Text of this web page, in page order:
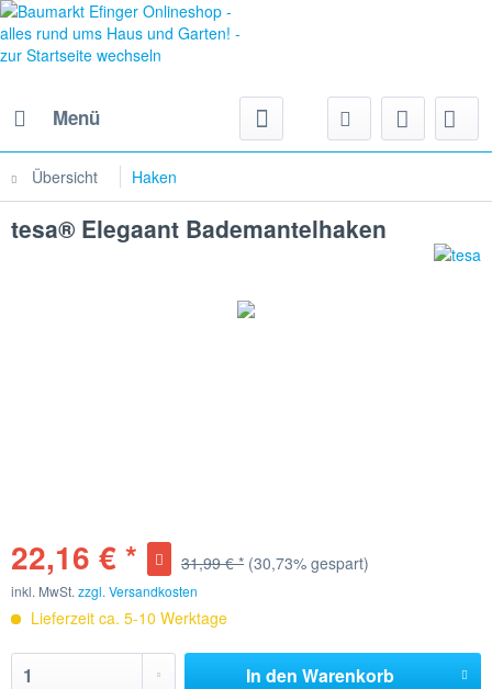
Menü
Übersicht Haken
tesa® Elegaant Bademantelhaken
22,16 € * 31,99 € * (30,73% gespart)
inkl. MwSt. zzgl. Versandkosten
Lieferzeit ca. 5-10 Werktage
In den Warenkorb